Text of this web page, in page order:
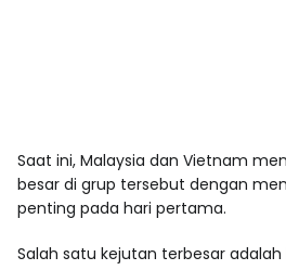
Saat ini, Malaysia dan Vietnam
besar di grup tersebut dengan
penting pada hari pertama.
Salah satu kejutan terbesar